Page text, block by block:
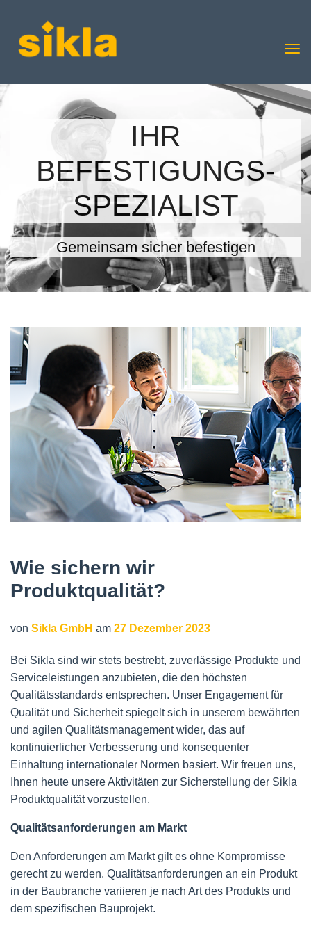
IHR
BEFESTIGUNGS-
SPEZIALIST
Gemeinsam sicher befestigen
Wie sichern wir
Produktqualität?
von Sikla GmbH am 27 Dezember 2023
Bei Sikla sind wir stets bestrebt, zuverlässige Produkte und
Serviceleistungen anzubieten, die den höchsten
Qualitätsstandards entsprechen. Unser Engagement für
Qualität und Sicherheit spiegelt sich in unserem bewährten
und agilen Qualitätsmanagement wider, das auf
kontinuierlicher Verbesserung und konsequenter
Einhaltung internationaler Normen basiert. Wir freuen uns,
Ihnen heute unsere Aktivitäten zur Sicherstellung der Sikla
Produktqualität vorzustellen.
Qualitätsanforderungen am Markt
Den Anforderungen am Markt gilt es ohne Kompromisse
gerecht zu werden. Qualitätsanforderungen an ein Produkt
in der Baubranche variieren je nach Art des Produkts und
dem spezifischen Bauprojekt.